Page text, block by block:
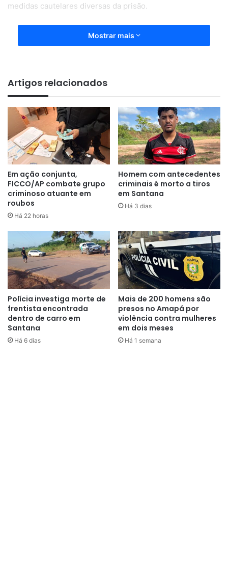
medidas cautelares diversas da prisão.
A ação policial partiu do rastreamento promovido por
organismos internacionais que visam denunciar crimes de
abuso sexual infantil, na internet, bem como pelo Serviço
de Repressão a Crimes de Ódio e Pornografia Infantil
(SERCOPI) da Polícia Federal, em Brasília, que encaminhou
O trabalho resultou na identificação do investigado e
apontou que este teria armazenado, em equipamentos
eletrônicos, mais de 150 imagens e vídeos de conteúdo
relacionado a exploração sexual infanto-juvenil, o que
possibilitou a ação desta manhã.
Mostrar mais
Artigos relacionados
Em ação conjunta,
FICCO/AP combate grupo
criminoso atuante em
roubos
Há 22 horas
Homem com antecedentes
criminais é morto a tiros
em Santana
Há 3 dias
Polícia investiga morte de
frentista encontrada
dentro de carro em
Santana
Há 6 dias
Mais de 200 homens são
presos no Amapá por
violência contra mulheres
em dois meses
Há 1 semana